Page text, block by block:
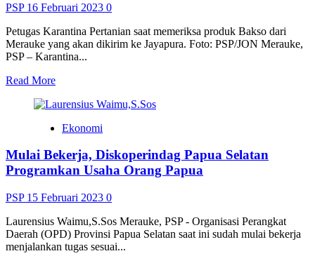
Jawa</strong>
PSP 16 Februari 2023 0
Petugas Karantina Pertanian saat memeriksa produk Bakso dari
Merauke yang akan dikirim ke Jayapura. Foto: PSP/JON Merauke,
PSP – Karantina...
Read MoreRead
about
Dikirim
Jayapura,
Ribuan
Bakso
Produk
Merauke
Diperiksa
Karantina
Pertanian</strong>
Ekonomi
Mulai Bekerja, Diskoperindag Papua Selatan
Programkan Usaha Orang Papua
PSP 15 Februari 2023 0
Laurensius Waimu,S.Sos Merauke, PSP - Organisasi Perangkat
Daerah (OPD) Provinsi Papua Selatan saat ini sudah mulai bekerja
menjalankan tugas sesuai...